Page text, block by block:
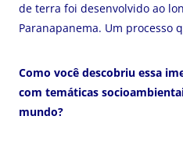
de terra foi desenvolvido ao
Paranapanema. Um processo
Como você descobriu essa
com temáticas
mundo?